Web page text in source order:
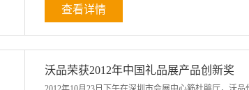
企业被烧掉了，但把人留住，我20年后还是钢铁大王
查看详情
沃品荣获2012年中国礼品展产品创新奖